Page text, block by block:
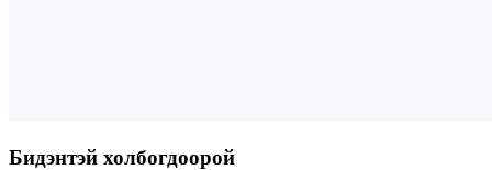
Бидэнтэй холбогдоорой